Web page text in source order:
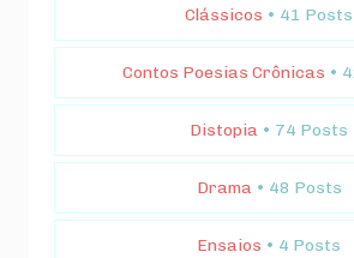
Clássicos • 41 Posts
Contos Poesias Crônicas •
Distopia • 74 Posts
Drama • 48 Posts
Ensaios • 4 Posts